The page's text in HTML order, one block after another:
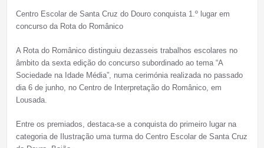
Centro Escolar de Santa Cruz do Douro conquista 1.º lugar em
concurso da Rota do Românico
A Rota do Românico distinguiu dezasseis trabalhos escolares no
âmbito da sexta edição do concurso subordinado ao tema “A
Sociedade na Idade Média”, numa cerimónia realizada no passado
dia 6 de junho, no Centro de Interpretação do Românico, em
Lousada.
Entre os premiados, destaca-se a conquista do primeiro lugar na
categoria de Ilustração uma turma do Centro Escolar de Santa Cruz